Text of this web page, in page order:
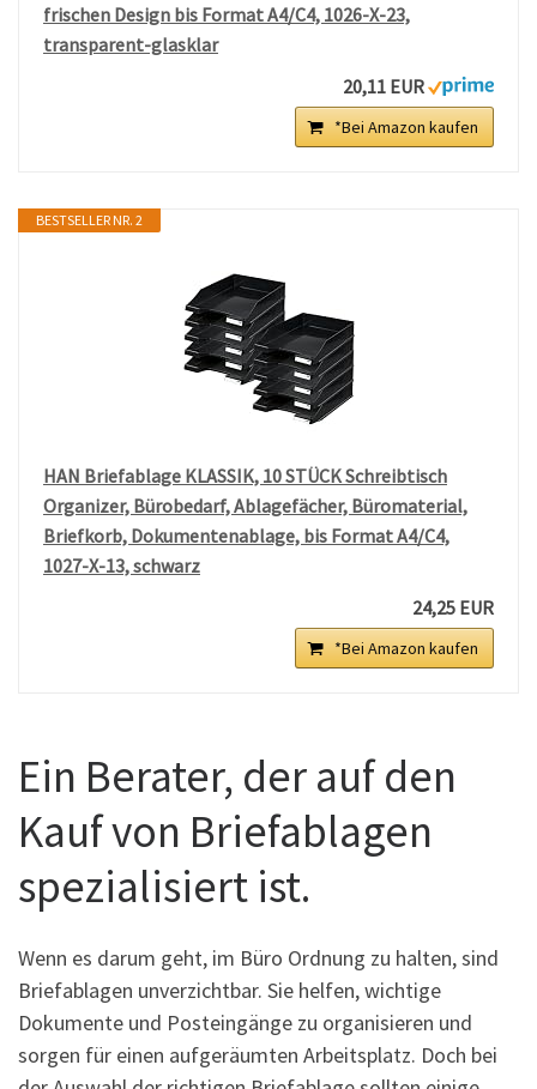
frischen Design bis Format A4/C4, 1026-X-23,
transparent-glasklar
20,11 EUR
*Bei Amazon kaufen
BESTSELLER NR. 2
HAN Briefablage KLASSIK, 10 STÜCK Schreibtisch
Organizer, Bürobedarf, Ablagefächer, Büromaterial,
Briefkorb, Dokumentenablage, bis Format A4/C4,
1027-X-13, schwarz
24,25 EUR
*Bei Amazon kaufen
Ein Berater, der auf den
Kauf von Briefablagen
spezialisiert ist.
Wenn es darum geht, im Büro Ordnung zu halten, sind
Briefablagen unverzichtbar. Sie helfen, wichtige
Dokumente und Posteingänge zu organisieren und
sorgen für einen aufgeräumten Arbeitsplatz. Doch bei